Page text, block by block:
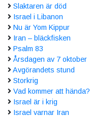
Slaktaren är död
Israel i Libanon
Nu är Yom Kippur
Iran – bläckfisken
Psalm 83
Årsdagen av 7 oktober
Avgörandets stund
Storkrig
Vad kommer att hända?
Israel är i krig
Israel varnar Iran